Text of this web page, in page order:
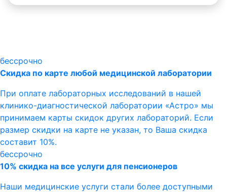
бессрочно
Скидка по карте любой медицинской лаборатории
При оплате лабораторных исследований в нашей
клинико-диагностической лаборатории «Астро» мы
принимаем карты скидок других лабораторий. Если
размер скидки на карте не указан, то Ваша скидка
составит 10%.
бессрочно
10% скидка на все услуги для пенсионеров
Наши медицинские услуги стали более доступными